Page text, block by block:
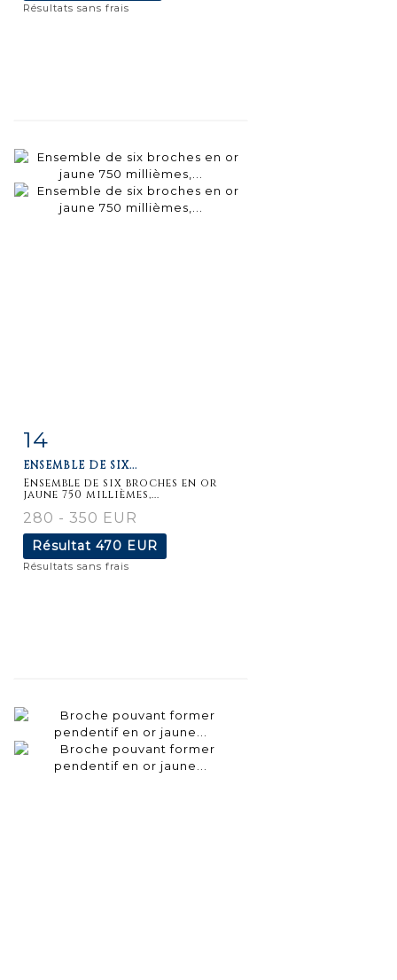
Résultats sans frais
détaillée
14
ENSEMBLE DE SIX...
Ensemble de six broches en or
jaune 750 millièmes,...
280 - 350 EUR
Résultat 470 EUR
Résultats sans frais